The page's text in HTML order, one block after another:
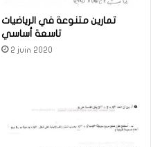
تمارين متنوعة في الرياضيات
تاسعة أساسي
2 juin 2020